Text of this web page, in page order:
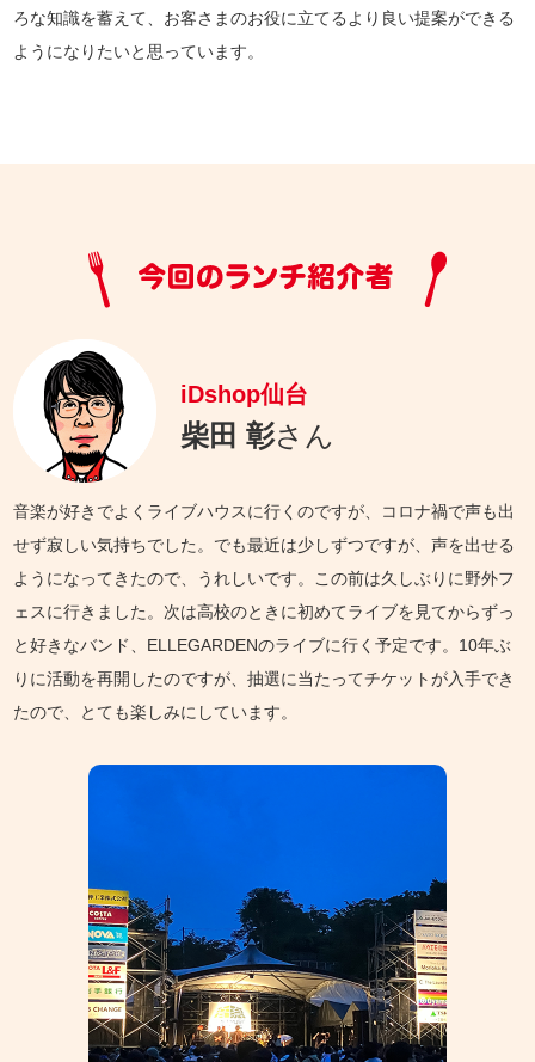
ろな知識を蓄えて、お客さまのお役に立てるより良い提案ができる
ようになりたいと思っています。
iDshop仙台
柴田 彰さん
音楽が好きでよくライブハウスに行くのですが、コロナ禍で声も出
せず寂しい気持ちでした。でも最近は少しずつですが、声を出せる
ようになってきたので、うれしいです。この前は久しぶりに野外フ
ェスに行きました。次は高校のときに初めてライブを見てからずっ
と好きなバンド、ELLEGARDENのライブに行く予定です。10年ぶ
りに活動を再開したのですが、抽選に当たってチケットが入手でき
たので、とても楽しみにしています。